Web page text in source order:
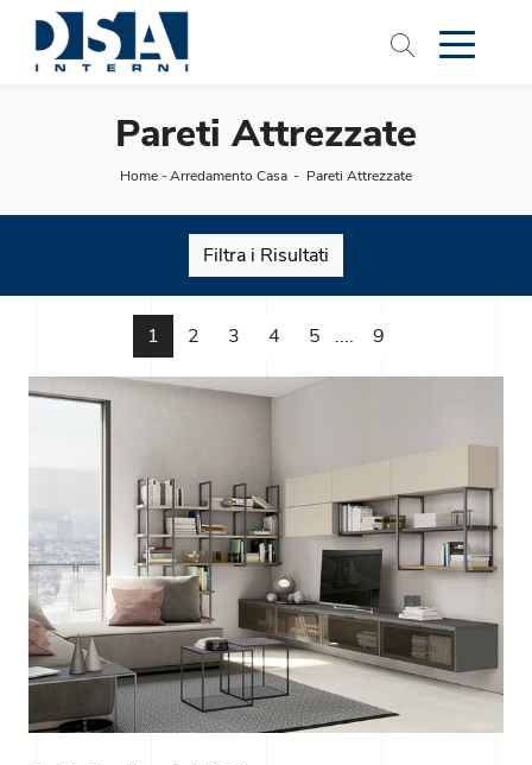
Pareti Attrezzate
Home-Arredamento Casa - Pareti Attrezzate
Filtra i Risultati
1 2 3 4 5 .... 9